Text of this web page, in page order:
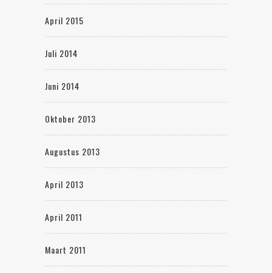
April 2015
Juli 2014
Juni 2014
Oktober 2013
Augustus 2013
April 2013
April 2011
Maart 2011